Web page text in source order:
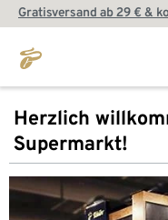
Gratisversand ab 29 € &
Herzlich
Supermarkt!